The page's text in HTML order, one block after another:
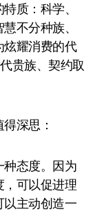
质：科学、
不分种族、
炫耀消费的代
贵族、契约取
深思：
种态度。因为
，可以促进理
以主动创造一